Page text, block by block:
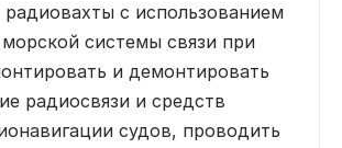
с использованием
системы связи при
и демонтировать
радиосвязи и средств
судов, проводить